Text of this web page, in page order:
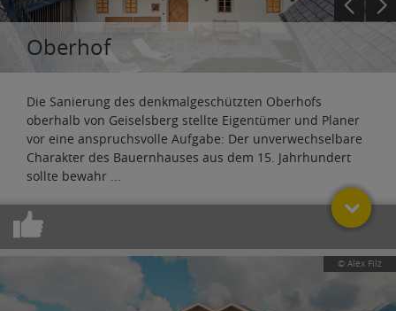
Oberhof
Die Sanierung des denkmalgeschützten Oberhofs
oberhalb von Geiselsberg stellte Eigentümer und Planer
vor eine anspruchsvolle Aufgabe: Der unverwechselbare
Charakter des Bauernhauses aus dem 15. Jahrhundert
sollte bewahr
© Alex Filz